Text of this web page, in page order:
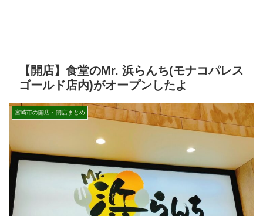
【開店】食堂のMr. 浜らんち(モナコパレス
ゴールド店内)がオープンしたよ
宮崎市の開店・閉店まとめ